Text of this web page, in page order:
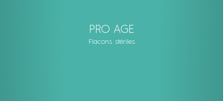
PRO AGE
Flacons stériles